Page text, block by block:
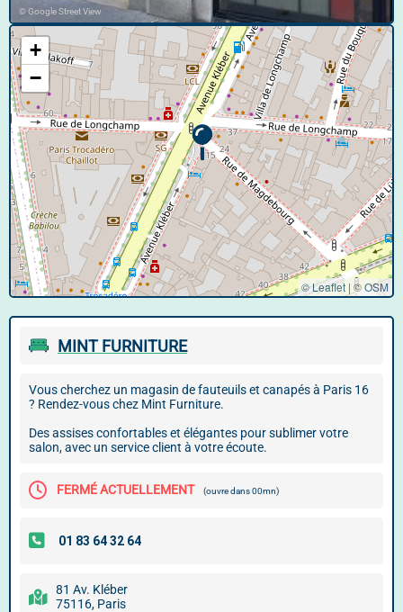
© Google Street View
+
−
© Leaflet | ©OSM
MINT FURNITURE
Vous cherchez un magasin de fauteuils et canapés à Paris 16
? Rendez-vous chez Mint Furniture.
Des assises confortables et élégantes pour sublimer votre
salon, avec un service client à votre écoute.
FERMÉ ACTUELLEMENT (ouvre dans 00mn)
81 Av. Kléber
75116, Paris